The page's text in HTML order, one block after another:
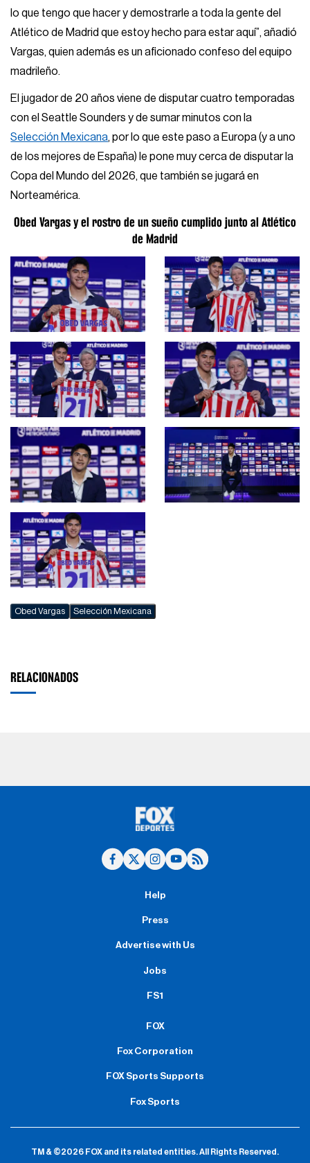
lo que tengo que hacer y demostrarle a toda la gente del
Atlético de Madrid que estoy hecho para estar aquí”, añadió
Vargas, quien además es un aficionado confeso del equipo
madrileño.
El jugador de 20 años viene de disputar cuatro temporadas
con el Seattle Sounders y de sumar minutos con la
Selección Mexicana, por lo que este paso a Europa (y a uno
de los mejores de España) le pone muy cerca de disputar la
Copa del Mundo del 2026, que también se jugará en
Norteamérica.
Obed Vargas y el rostro de un sueño cumplido junto al Atlético
de Madrid
Obed Vargas Selección Mexicana
RELACIONADOS
Help
Press
Advertise with Us
Jobs
FS1
FOX
Fox Corporation
FOX Sports Supports
Fox Sports
TM & ©2026 FOX and its related entities.All Rights Reserved.